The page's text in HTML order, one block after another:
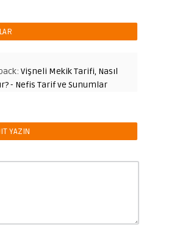
Vişneli Mekik Tarifi, Nasıl
- Nefis Tarif ve Sunumlar
YAZIN